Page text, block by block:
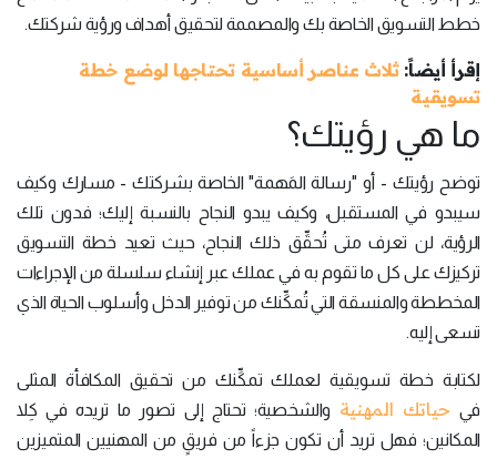
خطط التسويق الخاصة بك والمصممة لتحقيق أهداف ورؤية شركتك.
إقرأ أيضاً:ثلاث عناصر أساسية تحتاجها لوضع خطة
تسويقية
ما هي رؤيتك؟
توضح رؤيتك - أو "رسالة المَهمة" الخاصة بشركتك - مسارك وكيف
سيبدو في المستقبل، وكيف يبدو النجاح بالنسبة إليك؛ فدون تلك
الرؤية، لن تعرف متى تُحقِّق ذلك النجاح، حيث تعيد خطة التسويق
تركيزك على كل ما تقوم به في عملك عبر إنشاء سلسلة من الإجراءات
المخططة والمنسقة التي تُمكِّنك من توفير الدخل وأسلوب الحياة الذي
تسعى إليه.
لكتابة خطة تسويقية لعملك تمكِّنك من تحقيق المكافأة المثلى
في حياتك المهنية والشخصية؛ تحتاج إلى تصور ما تريده في كِلا
المكانين؛ فهل تريد أن تكون جزءاً من فريقٍ من المهنيين المتميزين